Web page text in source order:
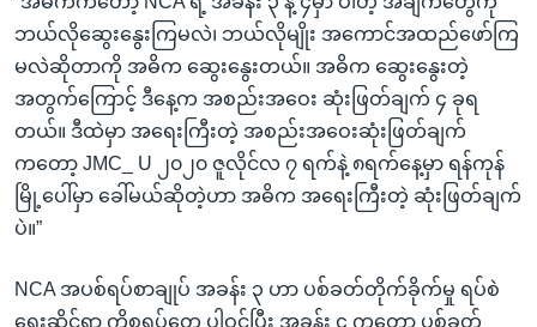
ဘယ်လိုဆွေးနွေးကြမလဲ၊ ဘယ်လိုမျိုး အကောင်အထည်ဖော်ကြ
မလဲဆိုတာကို အဓိက ဆွေးနွေးတယ်။ အဓိက ဆွေးနွေးတဲ့
အတွက်ကြောင့် ဒီနေ့က အစည်းအဝေး ဆုံးဖြတ်ချက် ၄ ခုရ
တယ်။ ဒီထဲမှာ အရေးကြီးတဲ့ အစည်းအဝေးဆုံးဖြတ်ချက်
ကတော့ JMC_ U ၂၀၂၀ ဇူလိုင်လ ၇ ရက်နဲ့ ၈ရက်နေ့မှာ ရန်ကုန်
မြို့ပေါ်မှာ ခေါ်မယ်ဆိုတဲ့ဟာ အဓိက အရေးကြီးတဲ့ ဆုံးဖြတ်ချက်
ပဲ။”
NCA အပစ်ရပ်စာချုပ် အခန်း ၃ ဟာ ပစ်ခတ်တိုက်ခိုက်မှု ရပ်စဲ
ရေးဆိုင်ရာ ကိစ္စရပ်တွေ ပါဝင်ပြီး အခန်း ၄ ကတော့ ပစ်ခတ်